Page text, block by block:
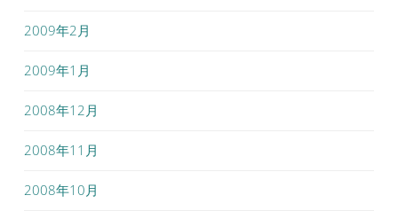
2009年2月
2009年1月
2008年12月
2008年11月
2008年10月